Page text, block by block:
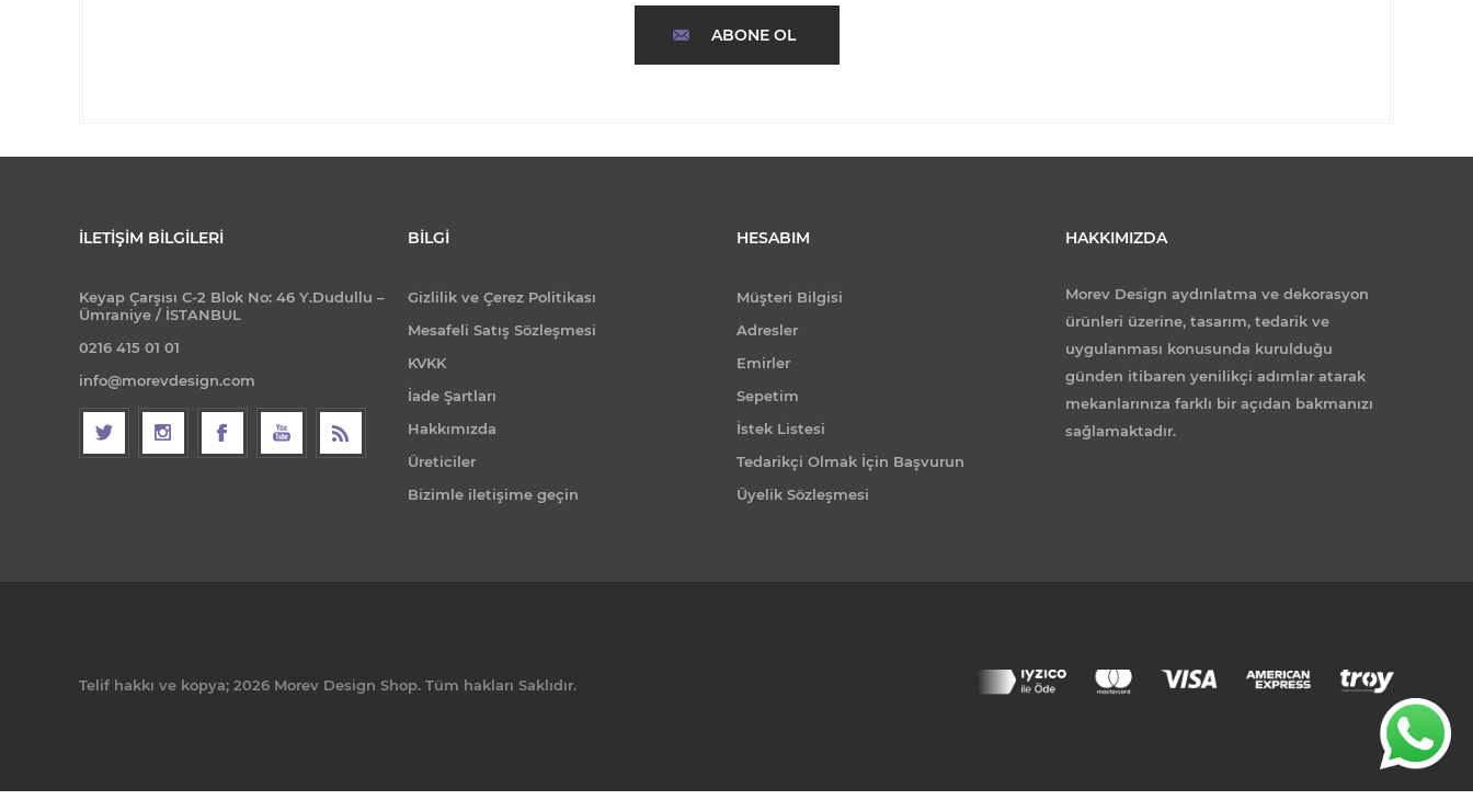
ABONE OL
İLETIŞIM BILGILERI
Keyap Çarşısı C-2 Blok No: 46 Y.Dudullu –
Ümraniye / İSTANBUL
0216 415 01 01
info@morevdesign.com
BILGI
Gizlilik ve Çerez Politikası
Mesafeli Satış Sözleşmesi
KVKK
İade Şartları
Hakkımızda
Üreticiler
Bizimle iletişime geçin
HESABIM
Müşteri Bilgisi
Adresler
Emirler
Sepetim
İstek Listesi
Tedarikçi Olmak İçin Başvurun
Üyelik Sözleşmesi
HAKKIMIZDA
Morev Design aydınlatma ve dekorasyon
ürünleri üzerine, tasarım, tedarik ve
uygulanması konusunda kurulduğu
günden itibaren yenilikçi adımlar atarak
mekanlarınıza farklı bir açıdan bakmanızı
sağlamaktadır.
Telif hakkı ve kopya; 2026 Morev Design Shop. Tüm hakları Saklıdır.